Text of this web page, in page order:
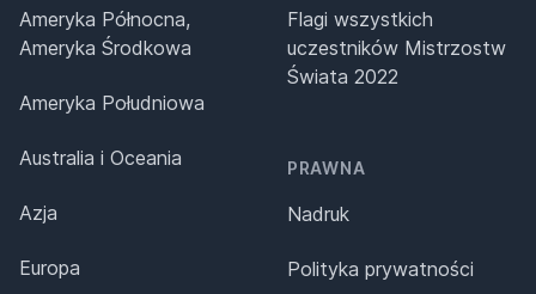
Ameryka Północna,
Ameryka Środkowa
Ameryka Południowa
Australia i Oceania
Azja
Europa
Flagi wszystkich
uczestników Mistrzostw
Świata 2022
PRAWNA
Nadruk
Polityka prywatności